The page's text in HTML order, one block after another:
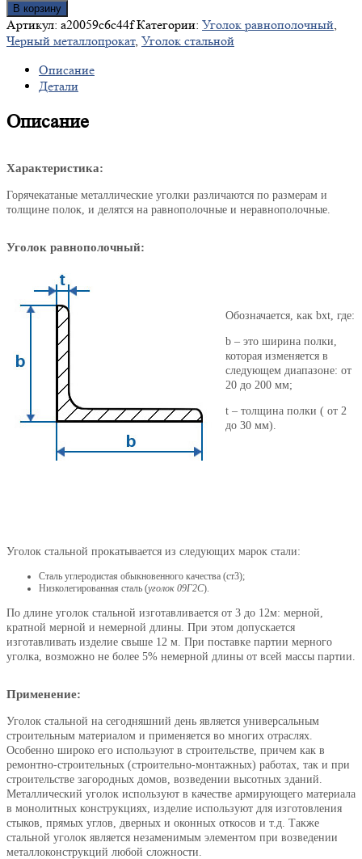
В корзину
Артикул: a20059c6c44f Категории: Уголок равнополочный,
Черный металлопрокат, Уголок стальной
Описание
Детали
Описание
Характеристика:
Горячекатаные металлические уголки различаются по размерам и
толщине полок, и делятся на равнополочные и неравнополочные.
Уголок равнополочный:
Обозначается, как bхt, где:
b – это ширина полки,
которая изменяется в
следующем диапазоне: от
20 до 200 мм;
t – толщина полки ( от 2
до 30 мм).
Уголок стальной прокатывается из следующих марок стали:
Сталь углеродистая обыкновенного качества (ст3);
Низколегированная сталь (уголок 09Г2С).
По длине уголок стальной изготавливается от 3 до 12м: мерной,
кратной мерной и немерной длины. При этом допускается
изготавливать изделие свыше 12 м. При поставке партии мерного
уголка, возможно не более 5% немерной длины от всей массы партии.
Применение:
Уголок стальной на сегодняшний день является универсальным
строительным материалом и применяется во многих отраслях.
Особенно широко его используют в строительстве, причем как в
ремонтно-строительных (строительно-монтажных) работах, так и при
строительстве загородных домов, возведении высотных зданий.
Металлический уголок используют в качестве армирующего материала
в монолитных конструкциях, изделие используют для изготовления
стыков, прямых углов, дверных и оконных откосов и т.д. Также
стальной уголок является незаменимым элементом при возведении
металлоконструкций любой сложности.